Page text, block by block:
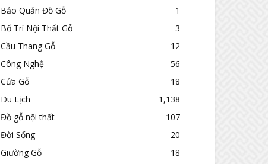
Bảo Quản Đồ Gỗ
1
Bố Trí Nội Thất Gỗ
3
Cầu Thang Gỗ
12
Công Nghệ
56
Cửa Gỗ
18
Du Lịch
1,138
Đồ gỗ nội thất
107
Đời Sống
20
Giường Gỗ
18